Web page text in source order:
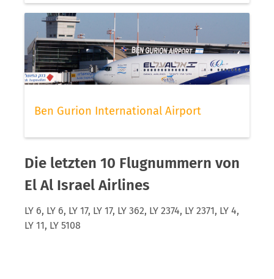
Ben Gurion International Airport
Die letzten 10 Flugnummern von
El Al Israel Airlines
LY 6, LY 6, LY 17, LY 17, LY 362, LY 2374, LY 2371, LY 4,
LY 11, LY 5108